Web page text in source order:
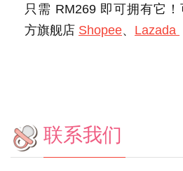
只需 RM269 即可拥有它
方旗舰店 Shopee、 Lazada
联系我们